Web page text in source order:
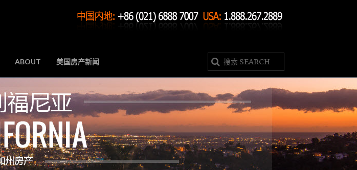
ABOUT 美国房产新闻